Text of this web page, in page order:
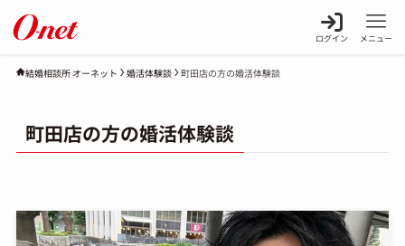
ログイン メニュー
結婚相談所 オーネット 婚活体験談 町田店の方の婚活体験談
町田店の方の婚活体験談